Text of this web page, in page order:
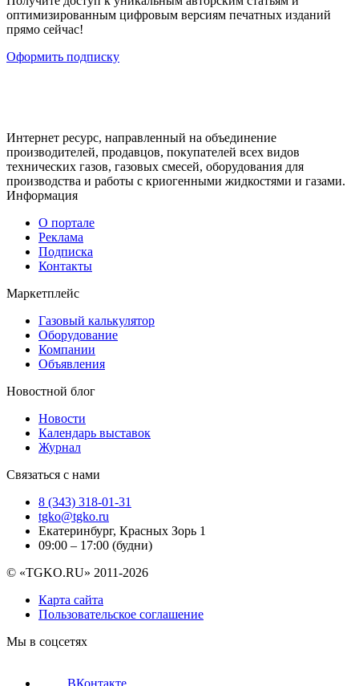
оптимизированным цифровым версиям печатных изданий
прямо сейчас!
Оформить подписку
Интернет ресурс, направленный на объединение
производителей, продавцов, покупателей всех видов
технических газов, газовых смесей, оборудования для
производства и работы с криогенными жидкостями и газами.
Информация
О портале
Реклама
Подписка
Контакты
Маркетплейс
Газовый калькулятор
Оборудование
Компании
Объявления
Новостной блог
Новости
Календарь выставок
Журнал
Связаться с нами
8 (343) 318-01-31
tgko@tgko.ru
Екатеринбург, Красных Зорь 1
09:00 – 17:00 (будни)
© «TGKO.RU» 2011-2026
Карта сайта
Пользовательское соглашение
Мы в соцсетях